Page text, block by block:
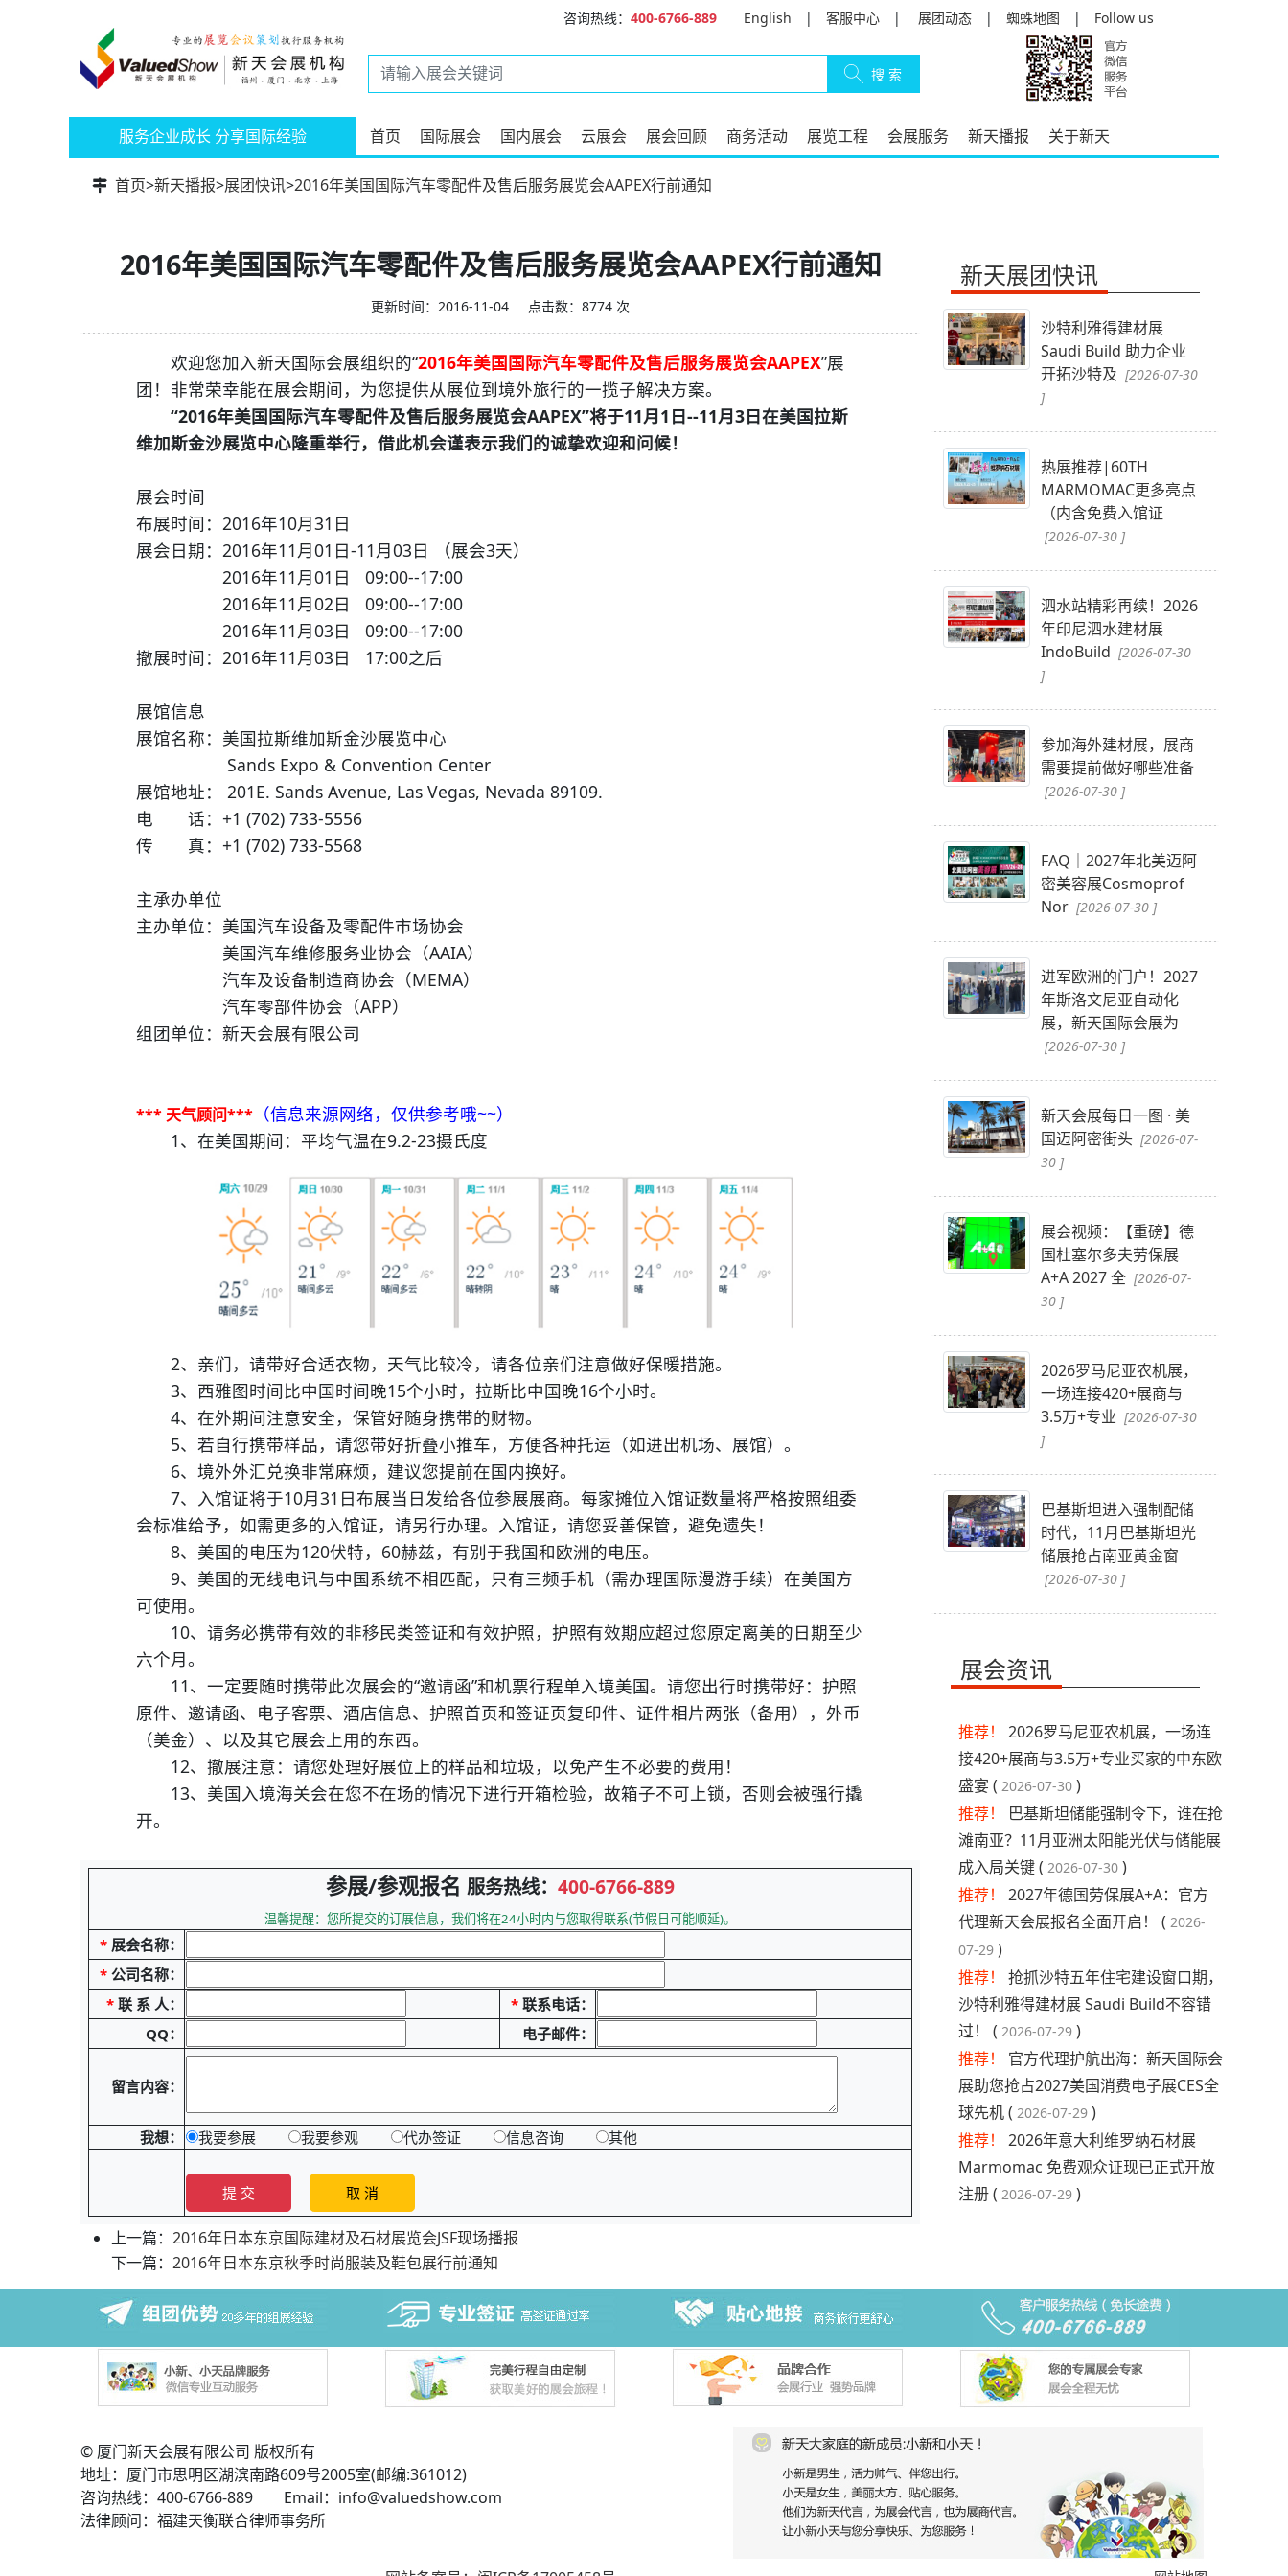
咨询热线： 400-6766-889 English | 客服中心 | 展团动态 | 蜘蛛地图 | Follow us
服务企业成长 分享国际经验 首页 国际展会 国内展会 云展会 展会回顾 商务活动 展览工程 会展服务 新天播报 关于新天
首页>新天播报>展团快讯>2016年美国国际汽车零配件及售后服务展览会AAPEX行前通知
2016年美国国际汽车零配件及售后服务展览会AAPEX行前通知
更新时间：2016-11-04 点击数：8774 次
欢迎您加入新天国际会展组织的“2016年美国国际汽车零配件及售后服务展览会AAPEX”展
团！非常荣幸能在展会期间，为您提供从展位到境外旅行的一揽子解决方案。
“2016年美国国际汽车零配件及售后服务展览会AAPEX”将于11月1日--11月3日在美国拉斯
维加斯金沙展览中心隆重举行，借此机会谨表示我们的诚挚欢迎和问候！
展会时间
布展时间：2016年10月31日
展会日期：2016年11月01日-11月03日 （展会3天）
2016年11月01日 09:00--17:00
2016年11月02日 09:00--17:00
2016年11月03日 09:00--17:00
撤展时间：2016年11月03日 17:00之后
展馆信息
展馆名称：美国拉斯维加斯金沙展览中心
Sands Expo & Convention Center
展馆地址： 201E. Sands Avenue, Las Vegas, Nevada 89109.
电 话：+1 (702) 733-5556
传 真：+1 (702) 733-5568
主承办单位
主办单位：美国汽车设备及零配件市场协会
美国汽车维修服务业协会（AAIA）
汽车及设备制造商协会（MEMA）
汽车零部件协会（APP）
组团单位：新天会展有限公司
*** 天气顾问*** （信息来源网络，仅供参考哦~~）
1、在美国期间：平均气温在9.2-23摄氏度
2、亲们，请带好合适衣物，天气比较冷，请各位亲们注意做好保暖措施。
3、西雅图时间比中国时间晚15个小时，拉斯比中国晚16个小时。
4、在外期间注意安全，保管好随身携带的财物。
5、若自行携带样品，请您带好折叠小推车，方便各种托运（如进出机场、展馆）。
6、境外外汇兑换非常麻烦，建议您提前在国内换好。
7、入馆证将于10月31日布展当日发给各位参展展商。每家摊位入馆证数量将严格按照组委
会标准给予，如需更多的入馆证，请另行办理。入馆证，请您妥善保管，避免遗失！
8、美国的电压为120伏特，60赫兹，有别于我国和欧洲的电压。
9、美国的无线电讯与中国系统不相匹配，只有三频手机（需办理国际漫游手续）在美国方
可使用。
10、请务必携带有效的非移民类签证和有效护照，护照有效期应超过您原定离美的日期至少
六个月。
11、一定要随时携带此次展会的“邀请函”和机票行程单入境美国。请您出行时携带好：护照
原件、邀请函、电子客票、酒店信息、护照首页和签证页复印件、证件相片两张（备用），外币
（美金）、以及其它展会上用的东西。
12、撤展注意：请您处理好展位上的样品和垃圾，以免产生不必要的费用！
13、美国入境海关会在您不在场的情况下进行开箱检验，故箱子不可上锁，否则会被强行撬
开。
参展/参观报名 服务热线： 400-6766-889
温馨提醒：您所提交的订展信息，我们将在24小时内与您取得联系(节假日可能顺延)。
* 展会名称：
* 公司名称：
* 联 系 人： * 联系电话：
QQ：
电子邮件：
留言内容：
我想： 我要参展 我要参观 代办签证 信息咨询 其他
上一篇： 2016年日本东京国际建材及石材展览会JSF现场播报
下一篇： 2016年日本东京秋季时尚服装及鞋包展行前通知
新天展团快讯
沙特利雅得建材展
Saudi Build 助力企业
开拓沙特及 [2026-07-30
]
热展推荐|60TH
MARMOMAC更多亮点
（内含免费入馆证
[2026-07-30 ]
泗水站精彩再续！2026
年印尼泗水建材展
IndoBuild [2026-07-30
]
参加海外建材展，展商
需要提前做好哪些准备
[2026-07-30 ]
FAQ｜2027年北美迈阿
密美容展Cosmoprof
Nor [2026-07-30 ]
进军欧洲的门户！2027
年斯洛文尼亚自动化
展，新天国际会展为
[2026-07-30 ]
新天会展每日一图 · 美
国迈阿密街头 [2026-07-
30 ]
展会视频：【重磅】德
国杜塞尔多夫劳保展
A+A 2027 全 [2026-07-
30 ]
2026罗马尼亚农机展，
一场连接420+展商与
3.5万+专业 [2026-07-30
]
巴基斯坦进入强制配储
时代，11月巴基斯坦光
储展抢占南亚黄金窗
[2026-07-30 ]
展会资讯
推荐！
2026罗马尼亚农机展，一场连
接420+展商与3.5万+专业买家的中东欧
盛宴 ( 2026-07-30 )
推荐！
巴基斯坦储能强制令下，谁在抢
滩南亚？11月亚洲太阳能光伏与储能展
成入局关键 ( 2026-07-30 )
推荐！
2027年德国劳保展A+A：官方
代理新天会展报名全面开启！ ( 2026-
07-29 )
推荐！
抢抓沙特五年住宅建设窗口期，
沙特利雅得建材展 Saudi Build不容错
过！ ( 2026-07-29 )
推荐！
官方代理护航出海：新天国际会
展助您抢占2027美国消费电子展CES全
球先机 ( 2026-07-29 )
推荐！
2026年意大利维罗纳石材展
Marmomac 免费观众证现已正式开放
注册 ( 2026-07-29 )
© 厦门新天会展有限公司 版权所有
地址：厦门市思明区湖滨南路609号2005室(邮编:361012)
咨询热线：400-6766-889 Email：info@valuedshow.com
法律顾问：福建天衡联合律师事务所